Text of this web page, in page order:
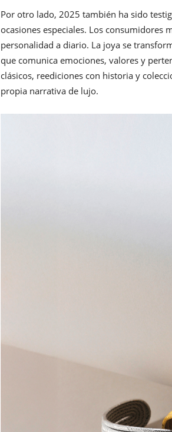
Por otro lado, 2025 también ha sido
ocasiones especiales. Los consumidores
personalidad a diario. La joya se
que comunica emociones, valores y
clásicos, reediciones con historia y
propia narrativa de lujo.